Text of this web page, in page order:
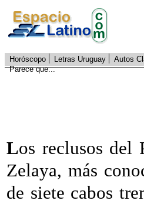
Horóscopo Letras Uruguay Autos
Parece que...
Los reclusos del
Zelaya, más
de siete cabos